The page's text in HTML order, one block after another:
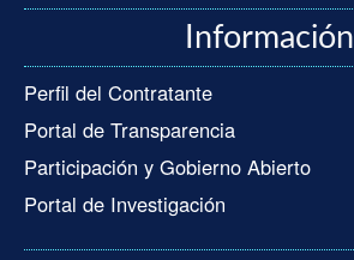
Información
Perfil del Contratante
Portal de Transparencia
Participación y Gobierno Abierto
Portal de Investigación